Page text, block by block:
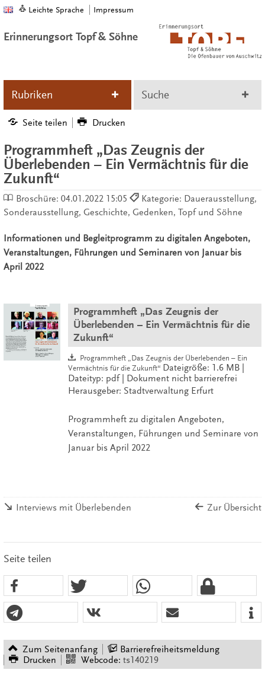
Leichte Sprache Impressum
Erinnerungsort Topf & Söhne
Rubriken Suche
Seite teilen Drucken
Programmheft „Das Zeugnis der
Überlebenden – Ein Vermächtnis für die
Zukunft“
Broschüre: 04.01.2022 15:05
Kategorie: Dauerausstellung,
Sonderausstellung, Geschichte, Gedenken, Topf und Söhne
Informationen und Begleitprogramm zu digitalen Angeboten,
Veranstaltungen, Führungen und Seminaren von Januar bis
April 2022
Programmheft „Das Zeugnis der
Überlebenden – Ein Vermächtnis für die
Zukunft“
Programmheft „Das Zeugnis der Überlebenden – Ein
Vermächtnis für die Zukunft“ Dateigröße: 1.6 MB |
Dateityp: pdf | Dokument nicht barrierefrei
Herausgeber: Stadtverwaltung Erfurt
Programmheft zu digitalen Angeboten,
Veranstaltungen, Führungen und Seminare von
Januar bis April 2022
Interviews mit Überlebenden Zur Übersicht
Seite teilen
Zum Seitenanfang
Barrierefreiheitsmeldung
Drucken
Webcode: ts140219